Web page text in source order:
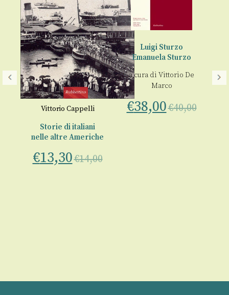
Vittorio Cappelli
Storie di italiani
nelle altre Americhe
€13,30€14,00
Luigi Sturzo
Emanuela Sturzo
a cura di Vittorio De
Marco
€38,00€40,00